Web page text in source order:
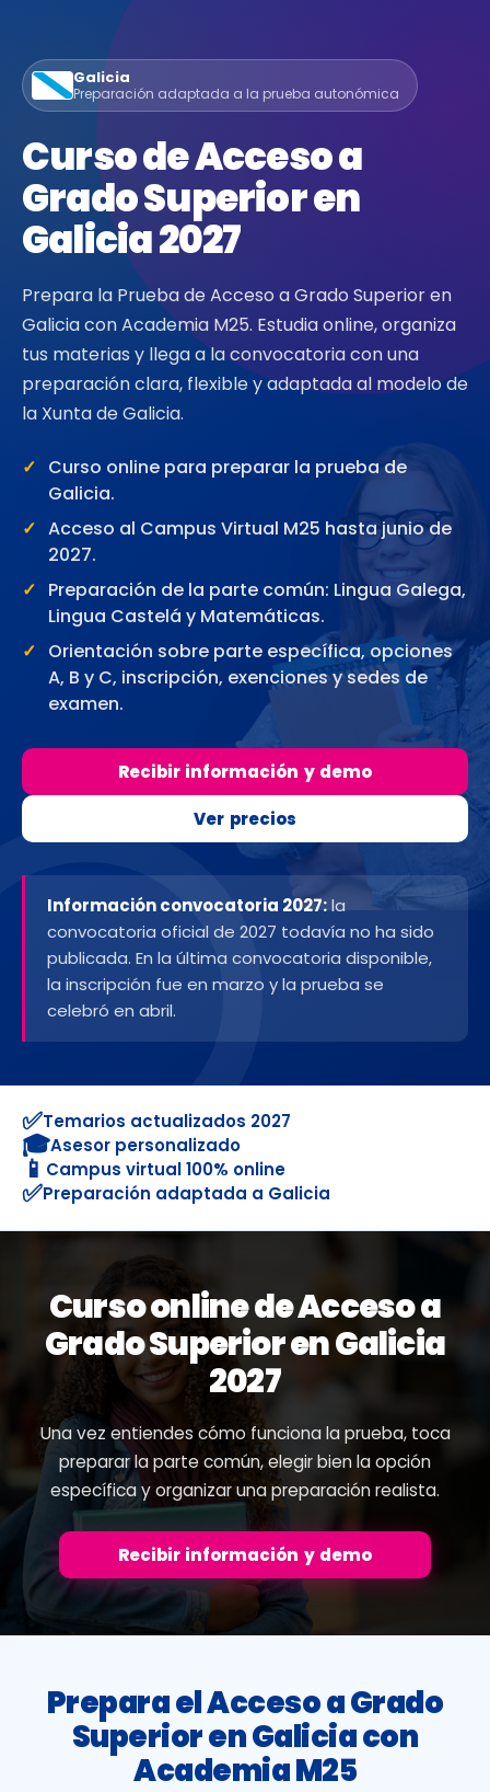
Galicia
Preparación adaptada a la prueba autonómica
Curso de Acceso a
Grado Superior en
Galicia 2027
Prepara la Prueba de Acceso a Grado Superior en
Galicia con Academia M25. Estudia online, organiza
tus materias y llega a la convocatoria con una
preparación clara, flexible y adaptada al modelo de
la Xunta de Galicia.
Curso online para preparar la prueba de
Galicia.
Acceso al Campus Virtual M25 hasta junio de
2027.
Preparación de la parte común: Lingua Galega,
Lingua Castelá y Matemáticas.
Orientación sobre parte específica, opciones
A, B y C, inscripción, exenciones y sedes de
examen.
Recibir información y demo
Ver precios
Información convocatoria 2027:la
convocatoria oficial de 2027 todavía no ha sido
publicada. En la última convocatoria disponible,
la inscripción fue en marzo y la prueba se
celebró en abril.
✅Temarios actualizados 2027
🎓Asesor personalizado
📱 Campus virtual 100% online
✅Preparación adaptada a Galicia
Curso online de Acceso a
Grado Superior en Galicia
2027
Una vez entiendes cómo funciona la prueba, toca
preparar la parte común, elegir bien la opción
específica y organizar una preparación realista.
Recibir información y demo
Prepara el Acceso a Grado
Superior en Galicia con
Academia M25